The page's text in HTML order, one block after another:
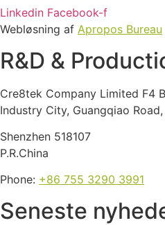
Linkedin Facebook-f
Webløsning af Apropos Bureau
R&D &
Cre8tek Company Limited F4
Industry City, Guangqiao
Shenzhen 518107
P.R.China
Phone: +86 755 3290 3991
Seneste